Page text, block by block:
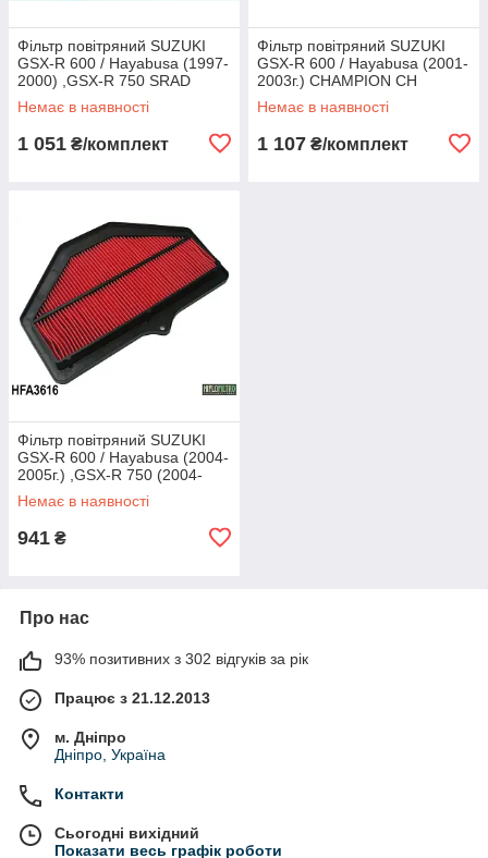
Фільтр повітряний SUZUKI
GSX-R 600 / Hayabusa (1997-
2000) ,GSX-R 750 SRAD
HIFLO HFA3705
Немає в наявності
1 051 ₴/комплект
Фільтр повітряний SUZUKI
GSX-R 600 / Hayabusa (2001-
2003г.) CHAMPION CH
CAF2908
Немає в наявності
1 107 ₴/комплект
Фільтр повітряний SUZUKI
GSX-R 600 / Hayabusa (2004-
2005г.) ,GSX-R 750 (2004-
2005) HIFLO HFA3616
Немає в наявності
941 ₴
Про нас
93% позитивних з 302 відгуків за рік
Працює з 21.12.2013
м. Дніпро
Дніпро, Україна
Контакти
Сьогодні вихідний
Показати весь графік роботи